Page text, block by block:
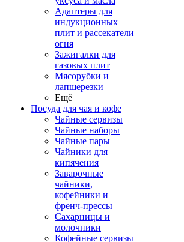
Адаптеры для
индукционных
плит и рассекатели
огня
Зажигалки для
газовых плит
Мясорубки и
лапшерезки
Ещё
Посуда для чая и кофе
Чайные сервизы
Чайные наборы
Чайные пары
Чайники для
кипячения
Заварочные
чайники,
кофейники и
френч-прессы
Сахарницы и
молочники
Кофейные сервизы